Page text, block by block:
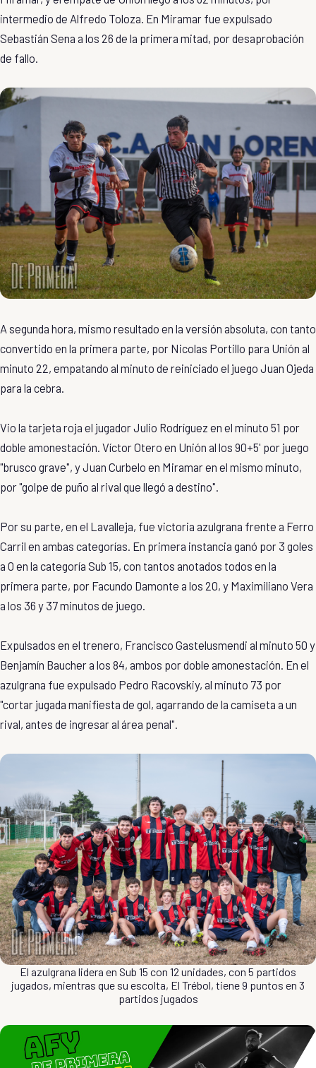
intermedio de Alfredo Toloza. En Miramar fue expulsado
Sebastián Sena a los 26 de la primera mitad, por desaprobación
de fallo.
A segunda hora, mismo resultado en la versión absoluta, con tanto
convertido en la primera parte, por Nicolas Portillo para Unión al
minuto 22, empatando al minuto de reiniciado el juego Juan Ojeda
para la cebra.
Vio la tarjeta roja el jugador Julio Rodríguez en el minuto 51 por
doble amonestación. Víctor Otero en Unión al los 90+5' por juego
"brusco grave", y Juan Curbelo en Miramar en el mismo minuto,
por "golpe de puño al rival que llegó a destino".
Por su parte, en el Lavalleja, fue victoria azulgrana frente a Ferro
Carril en ambas categorías. En primera instancia ganó por 3 goles
a 0 en la categoría Sub 15, con tantos anotados todos en la
primera parte, por Facundo Damonte a los 20, y Maximiliano Vera
a los 36 y 37 minutos de juego.
Expulsados en el trenero, Francisco Gastelusmendi al minuto 50 y
Benjamín Baucher a los 84, ambos por doble amonestación. En el
azulgrana fue expulsado Pedro Racovskiy, al minuto 73 por
"cortar jugada manifiesta de gol, agarrando de la camiseta a un
rival, antes de ingresar al área penal".
El azulgrana lidera en Sub 15 con 12 unidades, con 5 partidos
jugados, mientras que su escolta, El Trébol, tiene 9 puntos en 3
partidos jugados